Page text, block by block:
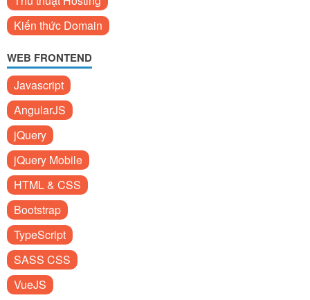
Kiến thức Domain
WEB FRONTEND
Javascript
AngularJS
jQuery
jQuery Mobile
HTML & CSS
Bootstrap
TypeScript
SASS CSS
VueJS